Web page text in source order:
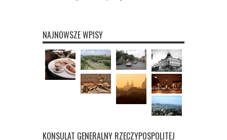
NAJNOWSZE WPISY
KONSULAT GENERALNY RZECZYPOSPOLITEJ